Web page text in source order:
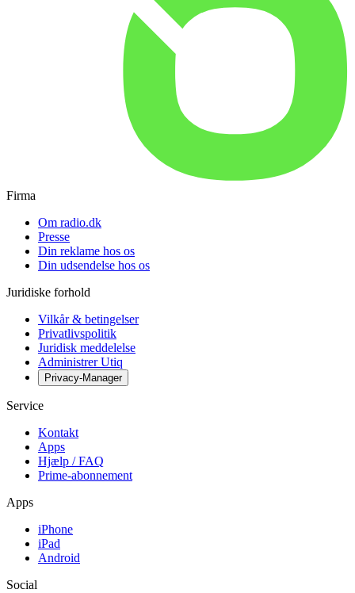
Firma
Om radio.dk
Presse
Din reklame hos os
Din udsendelse hos os
Juridiske forhold
Vilkår & betingelser
Privatlivspolitik
Juridisk meddelelse
Administrer Utiq
Privacy-Manager
Service
Kontakt
Apps
Hjælp / FAQ
Prime-abonnement
Apps
iPhone
iPad
Android
Social